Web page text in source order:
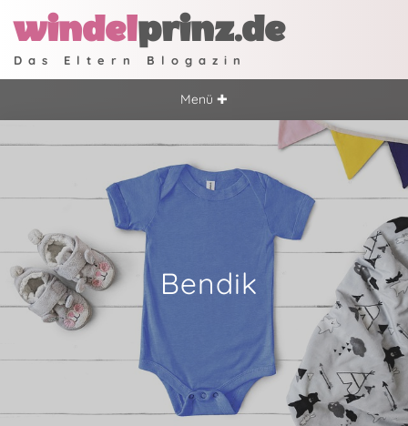
windelprinz.de
Das Eltern Blogazin
Menü ✚
Bendik